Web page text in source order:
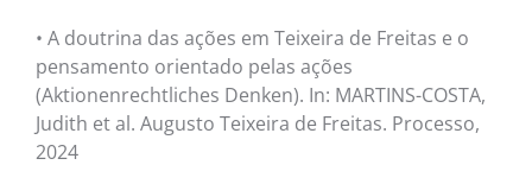
• A doutrina das ações em Teixeira de Freitas e o
pensamento orientado pelas ações
(Aktionenrechtliches Denken). In: MARTINS-COSTA,
Judith et al. Augusto Teixeira de Freitas. Processo,
2024